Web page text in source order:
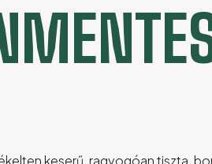
keserű, ragyogóan tiszta,